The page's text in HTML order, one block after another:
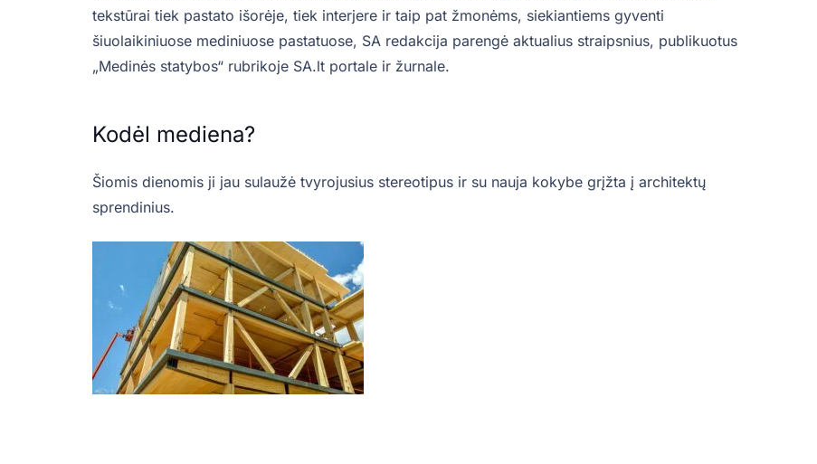
tekstūrai tiek pastato išorėje, tiek interjere ir taip pat žmonėms, siekiantiems gyventi
šiuolaikiniuose mediniuose pastatuose, SA redakcija parengė aktualius straipsnius, publikuotus
„Medinės statybos“ rubrikoje SA.lt portale ir žurnale.
Kodėl mediena?
Šiomis dienomis ji jau sulaužė tvyrojusius stereotipus ir su nauja kokybe grįžta į architektų
sprendinius.